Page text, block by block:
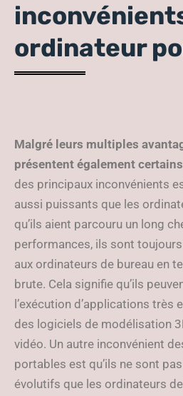
ordinateur
Malgré leurs multiples
présentent également
des principaux inconvénients
aussi puissants que les
qu’ils aient parcouru un long
performances, ils sont
aux ordinateurs de bureau en
brute. Cela signifie qu’ils
l’exécution d’applications très
des logiciels de modélisation
vidéo. Un autre inconvénient
portables est qu’ils ne sont
évolutifs que les ordinateurs